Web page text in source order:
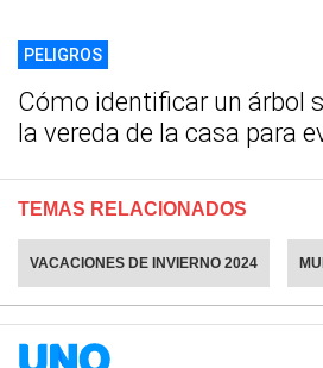
PELIGROS
Cómo identificar un árbol
la vereda de la casa para
TEMAS RELACIONADOS
VACACIONES DE INVIERNO 2024